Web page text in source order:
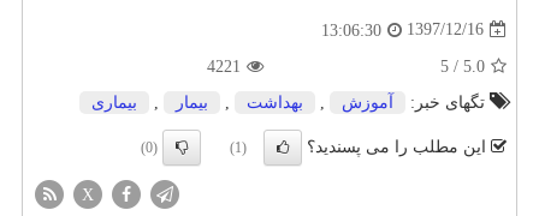
1397/12/16
13:06:30
5.0
/
5
4221
تگهای خبر:
آموزش بهداشت بیمار بیماری
این مطلب را می پسندید؟ (1)
(0)
X